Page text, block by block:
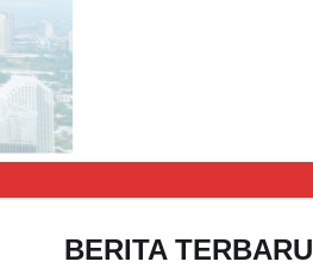
BERITA TERBARU